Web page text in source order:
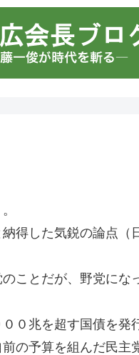
得した気鋭の論点
ことだが、野党に
０兆を超す国債を発
の予算を組んだ民主